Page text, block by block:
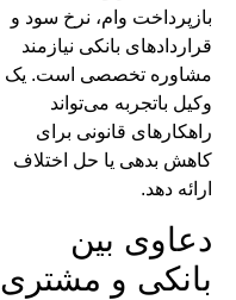
بازپرداخت وام، نرخ سود و
قراردادهای بانکی نیازمند
مشاوره تخصصی است. یک
وکیل باتجربه می‌تواند
راهکارهای قانونی برای
کاهش بدهی یا حل اختلاف
ارائه دهد.
دعاوی بین
بانکی و مشتری